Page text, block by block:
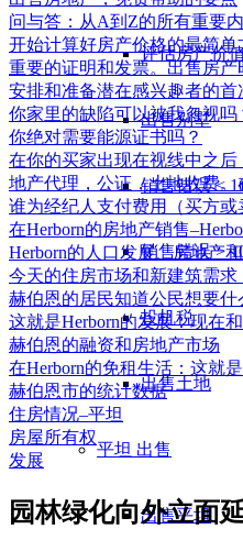
评估房产价
出售别墅
销售错误 <
销售错误 >
投机税
出售土地
平坦 出售
出售平坦
问与答：从A到Z的所有重要
开始计算好房产价格的最简单
重要的证明和发票。出售房
安排和准备潜在感兴趣者的首
你家里的缺陷可以被我忽视吗
你绝对需要能源证书吗？
在你的买家出现在视线中之后
地产代理，公证，土地收费
谁为经纪人支付费用（买方或
在Herborn的房地产销售
Herborn的人口发展、房地产
今天的住房市场和新建筑需
赫伯恩的居民知道公民想要什
这就是Herborn的发展：现在
赫伯恩的融资和房地产市场
在Herborn的免租生活：这就
赫伯恩市的统计数据
住房情况–平坦
房屋所有权
发展
园林绿化向外立面